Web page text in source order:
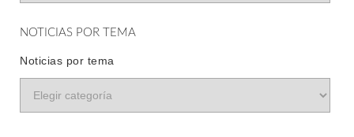
NOTICIAS POR TEMA
Noticias por tema